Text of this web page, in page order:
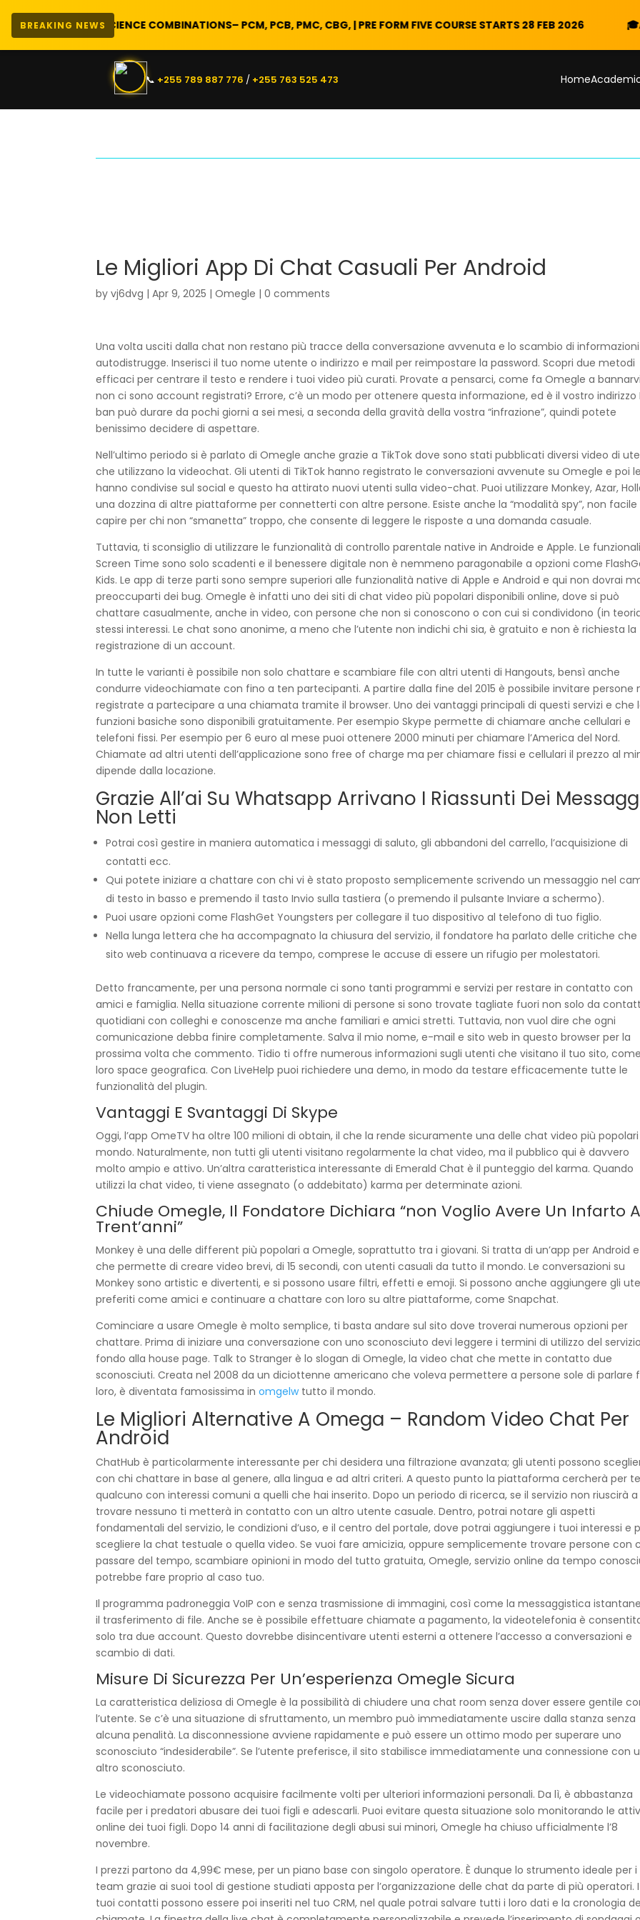
BREAKING NEWS
SCIENCE COMBINATIONS– PCM, PCB, PMC, CBG, | PRE FORM FIVE COURSE STARTS 28 FEB 2026 🎓 ADMISSIONS
📞 +255 789 887 776 / +255 763 525 473 Home
Le Migliori App Di Chat Casuali Per Android
byvj6dvg |Apr 9, 2025 |Omegle |0 comments
Una volta usciti dalla chat non restano più tracce della conversazione avvenuta e lo scambio di informazioni
autodistrugge. Inserisci il tuo nome utente o indirizzo e mail per reimpostare la password. Scopri due metodi
efficaci per centrare il testo e rendere i tuoi video più curati. Provate a pensarci, come fa Omegle a
non ci sono account registrati? Errore, c’è un modo per ottenere questa informazione, ed è il vostro indirizzo
ban può durare da pochi giorni a sei mesi, a seconda della gravità della vostra “infrazione”, quindi potete
benissimo decidere di aspettare.
Nell’ultimo periodo si è parlato di Omegle anche grazie a TikTok dove sono stati pubblicati diversi video di
che utilizzano la videochat. Gli utenti di TikTok hanno registrato le conversazioni avvenute su Omegle e poi le
hanno condivise sul social e questo ha attirato nuovi utenti sulla video-chat. Puoi utilizzare Monkey, Azar,
una dozzina di altre piattaforme per connetterti con altre persone. Esiste anche la “modalità spy”, non facile
capire per chi non “smanetta” troppo, che consente di leggere le risposte a una domanda casuale.
Tuttavia, ti sconsiglio di utilizzare le funzionalità di controllo parentale native in Androide e Apple. Le
Screen Time sono solo scadenti e il benessere digitale non è nemmeno paragonabile a opzioni come
Kids. Le app di terze parti sono sempre superiori alle funzionalità native di Apple e Android e qui non dovrai
preoccuparti dei bug. Omegle è infatti uno dei siti di chat video più popolari disponibili online, dove si può
chattare casualmente, anche in video, con persone che non si conoscono o con cui si condividono (in
stessi interessi. Le chat sono anonime, a meno che l’utente non indichi chi sia, è gratuito e non è richiesta la
registrazione di un account.
In tutte le varianti è possibile non solo chattare e scambiare file con altri utenti di Hangouts, bensì anche
condurre videochiamate con fino a ten partecipanti. A partire dalla fine del 2015 è possibile invitare persone
registrate a partecipare a una chiamata tramite il browser. Uno dei vantaggi principali di questi servizi e che
funzioni basiche sono disponibili gratuitamente. Per esempio Skype permette di chiamare anche cellulari e
telefoni fissi. Per esempio per 6 euro al mese puoi ottenere 2000 minuti per chiamare l’America del Nord.
Chiamate ad altri utenti dell’applicazione sono free of charge ma per chiamare fissi e cellulari il prezzo al
dipende dalla locazione.
Grazie All’ai Su Whatsapp Arrivano I Riassunti Dei
Non Letti
Potrai così gestire in maniera automatica i messaggi di saluto, gli abbandoni del carrello, l’acquisizione di
contatti ecc.
Qui potete iniziare a chattare con chi vi è stato proposto semplicemente scrivendo un messaggio nel
di testo in basso e premendo il tasto Invio sulla tastiera (o premendo il pulsante Inviare a schermo).
Puoi usare opzioni come FlashGet Youngsters per collegare il tuo dispositivo al telefono di tuo figlio.
Nella lunga lettera che ha accompagnato la chiusura del servizio, il fondatore ha parlato delle critiche che
sito web continuava a ricevere da tempo, comprese le accuse di essere un rifugio per molestatori.
Detto francamente, per una persona normale ci sono tanti programmi e servizi per restare in contatto con
amici e famiglia. Nella situazione corrente milioni di persone si sono trovate tagliate fuori non solo da
quotidiani con colleghi e conoscenze ma anche familiari e amici stretti. Tuttavia, non vuol dire che ogni
comunicazione debba finire completamente. Salva il mio nome, e-mail e sito web in questo browser per la
prossima volta che commento. Tidio ti offre numerous informazioni sugli utenti che visitano il tuo sito,
loro space geografica. Con LiveHelp puoi richiedere una demo, in modo da testare efficacemente tutte le
funzionalità del plugin.
Vantaggi E Svantaggi Di Skype
Oggi, l’app OmeTV ha oltre 100 milioni di obtain, il che la rende sicuramente una delle chat video più popolari
mondo. Naturalmente, non tutti gli utenti visitano regolarmente la chat video, ma il pubblico qui è davvero
molto ampio e attivo. Un’altra caratteristica interessante di Emerald Chat è il punteggio del karma. Quando
utilizzi la chat video, ti viene assegnato (o addebitato) karma per determinate azioni.
Chiude Omegle, Il Fondatore Dichiara “non Voglio Avere Un Infarto A
Trent’anni”
Monkey è una delle different più popolari a Omegle, soprattutto tra i giovani. Si tratta di un’app per Android e
che permette di creare video brevi, di 15 secondi, con utenti casuali da tutto il mondo. Le conversazioni su
Monkey sono artistic e divertenti, e si possono usare filtri, effetti e emoji. Si possono anche aggiungere gli
preferiti come amici e continuare a chattare con loro su altre piattaforme, come Snapchat.
Cominciare a usare Omegle è molto semplice, ti basta andare sul sito dove troverai numerous opzioni per
chattare. Prima di iniziare una conversazione con uno sconosciuto devi leggere i termini di utilizzo del
fondo alla house page. Talk to Stranger è lo slogan di Omegle, la video chat che mette in contatto due
sconosciuti. Creata nel 2008 da un diciottenne americano che voleva permettere a persone sole di parlare
loro, è diventata famosissima inomgelwtutto il mondo.
Le Migliori Alternative A Omega – Random Video Chat Per
Android
ChatHub è particolarmente interessante per chi desidera una filtrazione avanzata; gli utenti possono
con chi chattare in base al genere, alla lingua e ad altri criteri. A questo punto la piattaforma cercherà per te
qualcuno con interessi comuni a quelli che hai inserito. Dopo un periodo di ricerca, se il servizio non riuscirà a
trovare nessuno ti metterà in contatto con un altro utente casuale. Dentro, potrai notare gli aspetti
fondamentali del servizio, le condizioni d’uso, e il centro del portale, dove potrai aggiungere i tuoi interessi e
scegliere la chat testuale o quella video. Se vuoi fare amicizia, oppure semplicemente trovare persone con
passare del tempo, scambiare opinioni in modo del tutto gratuita, Omegle, servizio online da tempo
potrebbe fare proprio al caso tuo.
Il programma padroneggia VoIP con e senza trasmissione di immagini, così come la messaggistica
il trasferimento di file. Anche se è possibile effettuare chiamate a pagamento, la videotelefonia è
solo tra due account. Questo dovrebbe disincentivare utenti esterni a ottenere l’accesso a conversazioni e
scambio di dati.
Misure Di Sicurezza Per Un’esperienza Omegle Sicura
La caratteristica deliziosa di Omegle è la possibilità di chiudere una chat room senza dover essere gentile
l’utente. Se c’è una situazione di sfruttamento, un membro può immediatamente uscire dalla stanza senza
alcuna penalità. La disconnessione avviene rapidamente e può essere un ottimo modo per superare uno
sconosciuto “indesiderabile”. Se l’utente preferisce, il sito stabilisce immediatamente una connessione con
altro sconosciuto.
Le videochiamate possono acquisire facilmente volti per ulteriori informazioni personali. Da lì, è abbastanza
facile per i predatori abusare dei tuoi figli e adescarli. Puoi evitare questa situazione solo monitorando le
online dei tuoi figli. Dopo 14 anni di facilitazione degli abusi sui minori, Omegle ha chiuso ufficialmente l’8
novembre.
I prezzi partono da 4,99€ mese, per un piano base con singolo operatore. È dunque lo strumento ideale per i
team grazie ai suoi tool di gestione studiati apposta per l’organizzazione delle chat da parte di più operatori. I
tuoi contatti possono essere poi inseriti nel tuo CRM, nel quale potrai salvare tutti i loro dati e la cronologia